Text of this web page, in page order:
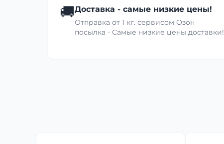
🚚Доставка - самые низкие цены!
Отправка от 1 кг. сервисом Озон
посылка - Самые низкие цены доставки!